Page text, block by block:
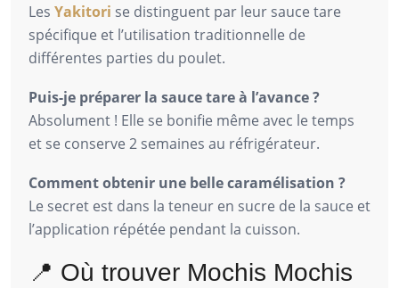
Les Yakitori se distinguent par leur sauce tare
spécifique et l’utilisation traditionnelle de
différentes parties du poulet.
Puis-je préparer la sauce tare à l’avance ?
Absolument ! Elle se bonifie même avec le temps
et se conserve 2 semaines au réfrigérateur.
Comment obtenir une belle caramélisation ?
Le secret est dans la teneur en sucre de la sauce et
l’application répétée pendant la cuisson.
📍 Où trouver Mochis Mochis